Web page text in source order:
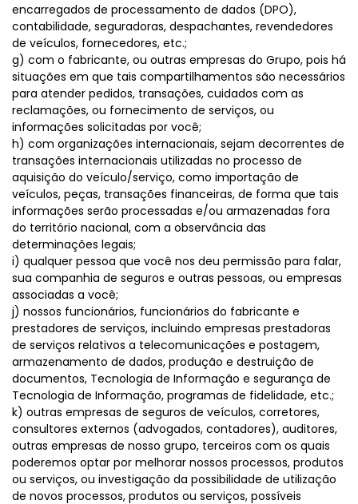
encarregados de processamento de dados (DPO),
contabilidade, seguradoras, despachantes, revendedores
de veículos, fornecedores, etc.;
g) com o fabricante, ou outras empresas do Grupo, pois há
situações em que tais compartilhamentos são necessários
para atender pedidos, transações, cuidados com as
reclamações, ou fornecimento de serviços, ou
informações solicitadas por você;
h) com organizações internacionais, sejam decorrentes de
transações internacionais utilizadas no processo de
aquisição do veículo/serviço, como importação de
veículos, peças, transações financeiras, de forma que tais
informações serão processadas e/ou armazenadas fora
do território nacional, com a observância das
determinações legais;
i) qualquer pessoa que você nos deu permissão para falar,
sua companhia de seguros e outras pessoas, ou empresas
associadas a você;
j) nossos funcionários, funcionários do fabricante e
prestadores de serviços, incluindo empresas prestadoras
de serviços relativos a telecomunicações e postagem,
armazenamento de dados, produção e destruição de
documentos, Tecnologia de Informação e segurança de
Tecnologia de Informação, programas de fidelidade, etc.;
k) outras empresas de seguros de veículos, corretores,
consultores externos (advogados, contadores), auditores,
outras empresas de nosso grupo, terceiros com os quais
poderemos optar por melhorar nossos processos, produtos
ou serviços, ou investigação da possibilidade de utilização
de novos processos, produtos ou serviços, possíveis